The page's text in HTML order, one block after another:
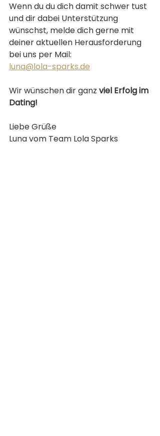
Wenn du du dich damit schwer tust
und dir dabei Unterstützung
wünschst, melde dich gerne mit
deiner aktuellen Herausforderung
bei uns per Mail:
luna@lola-sparks.de
Wir wünschen dir ganz viel Erfolg im
Dating!
Liebe Grüße
Luna vom Team Lola Sparks